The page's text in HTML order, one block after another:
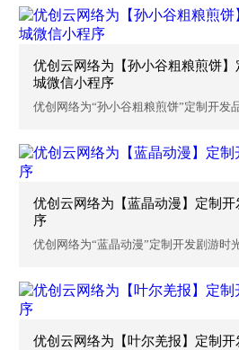
优创云网络为【孙小谷粗粮煎饼
城微信小程序
优创网络为“孙小谷粗粮煎饼”定制开发
优创云网络为【蓝晶动漫】定制
序
优创网络为“蓝晶动漫”定制开发剧游时
优创云网络为【叶尔羌报】定制